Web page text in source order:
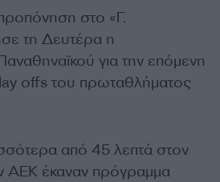
στο «Γ.
τη Δευτέρα η
για την επόμενη
offs του πρωταθλήματος
από 45 λεπτά στον
ΑΕΚ έκαναν πρόγραμμα